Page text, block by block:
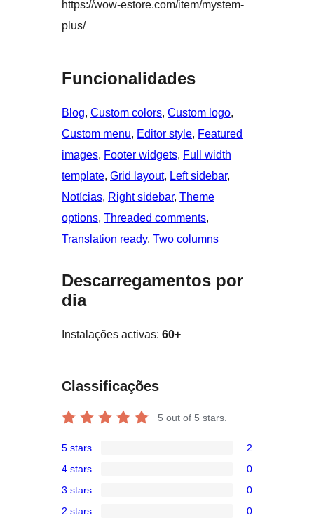
https://wow-estore.com/item/mystem-
plus/
Funcionalidades
Blog, Custom colors, Custom logo
Custom menu, Editor style, Featured
images, Footer widgets, Full width
template, Grid layout, Left sidebar
Notícias, Right sidebar, Theme
options, Threaded comments
Translation ready, Two columns
Descarregamentos por
dia
Instalações activas: 60+
Classificações
5 out of 5 stars.
5-
star
reviews
5 stars 2
4-
star
4 stars 0
3-
3 stars 0
2 stars 0